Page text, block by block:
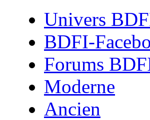
Univers
BDFI-
Forums
Moderne
Ancien